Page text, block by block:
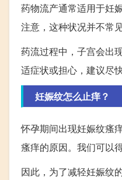
药物流产通常适用于妊
注意，这种状况并不常
药流过程中，子宫会出
适症状或担心，建议尽
妊娠纹怎么止痒？
怀孕期间出现妊娠纹瘙
瘙痒的原因。我们可以
因此，为了减轻妊娠纹